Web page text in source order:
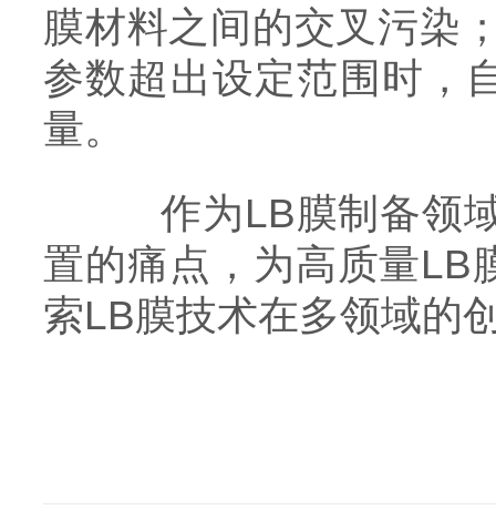
膜材料之间的交叉污染
参数超出设定范围时，
量。
作为LB膜制备领域
置的痛点，为高质量LB
索LB膜技术在多领域的